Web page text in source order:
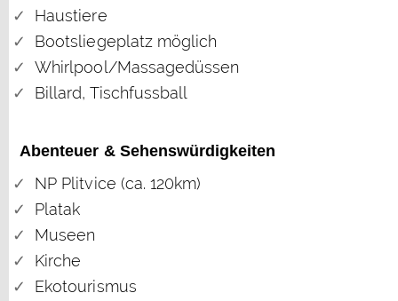
Haustiere
Bootsliegeplatz möglich
Whirlpool/Massagedüssen
Billard, Tischfussball
Abenteuer & Sehenswürdigkeiten
NP Plitvice (ca. 120km)
Platak
Museen
Kirche
Ekotourismus